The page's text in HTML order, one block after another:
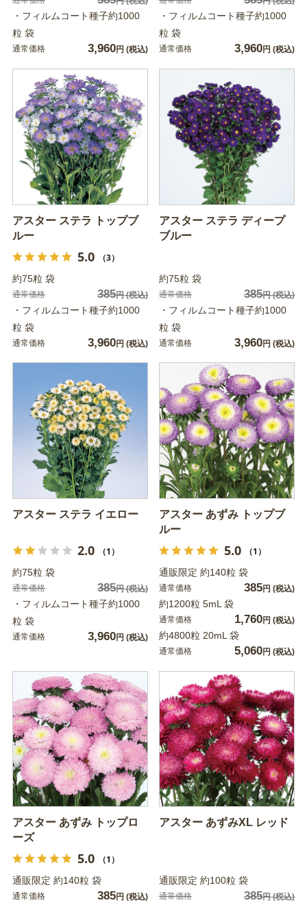
・フィルムコート種子約1000
粒 袋
通常価格 3,960円 (税込)
・フィルムコート種子約1000
粒 袋
通常価格 3,960円 (税込)
アスター ステラ トップブ
ルー
5.0 （3）
約75粒 袋
通常価格 385円(税込)
・フィルムコート種子約1000
粒 袋
通常価格 3,960円 (税込)
アスター ステラ ディープ
ブルー
約75粒 袋
通常価格 385円(税込)
・フィルムコート種子約1000
粒 袋
通常価格 3,960円 (税込)
アスター ステラ イエロー
2.0 （1）
約75粒 袋
通常価格 385円(税込)
・フィルムコート種子約1000
粒 袋
通常価格 3,960円 (税込)
アスター あずみ トップブ
ルー
5.0 （1）
通販限定 約140粒 袋
通常価格 385円 (税込)
約1200粒 5mL 袋
通常価格 1,760円 (税込)
約4800粒 20mL 袋
通常価格 5,060円 (税込)
アスター あずみ トップロ
ーズ
5.0 （1）
通販限定 約140粒 袋
通常価格 385円 (税込)
アスター あずみXL レッド
通販限定 約100粒 袋
通常価格 385円(税込)